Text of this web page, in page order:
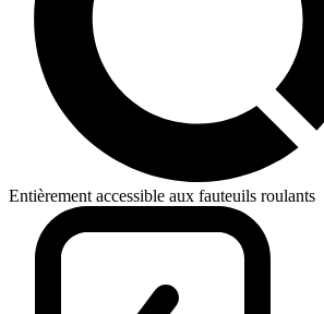
Entièrement accessible aux fauteuils roulants